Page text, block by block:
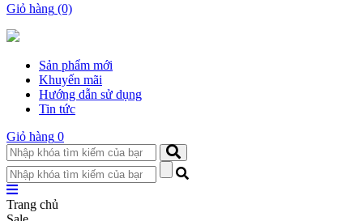
Giỏ hàng (0)
Sản phẩm mới
Khuyến mãi
Hướng dẫn sử dụng
Tin tức
Giỏ hàng 0
Trang chủ